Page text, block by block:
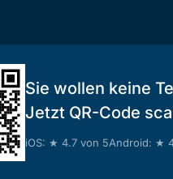
Sie wollen keine
Jetzt QR-Code
iOS: ★ 4.7 von 5Android: ★